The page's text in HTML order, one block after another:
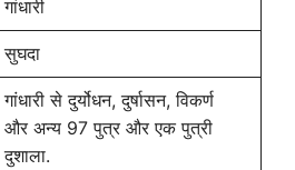
गांधारी
सुघदा
गांधारी से दुर्योधन, दुर्षासन, विकर्ण
और अन्य 97 पुत्र और एक पुत्री
दुशाला.